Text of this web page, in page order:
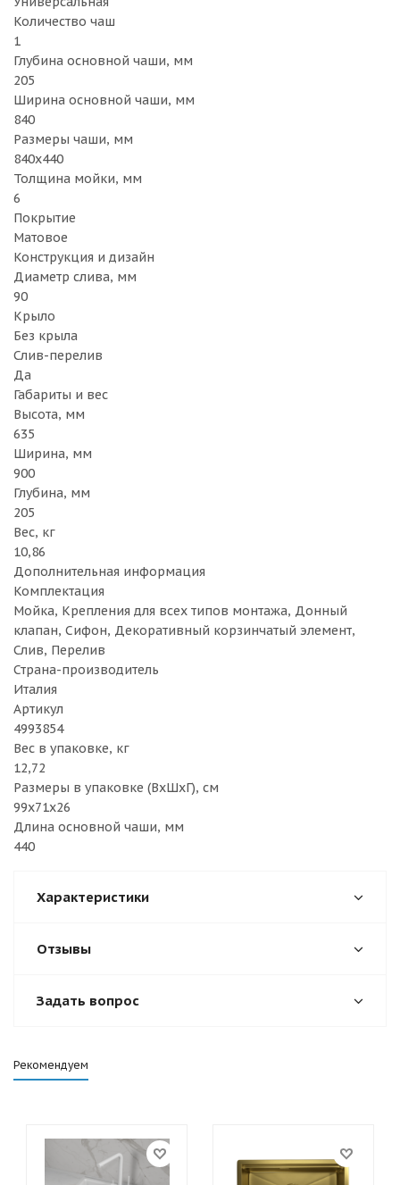
Количество чаш
1
Глубина основной чаши, мм
205
Ширина основной чаши, мм
840
Размеры чаши, мм
840х440
Толщина мойки, мм
6
Покрытие
Матовое
Конструкция и дизайн
Диаметр слива, мм
90
Крыло
Без крыла
Слив-перелив
Да
Габариты и вес
Высота, мм
635
Ширина, мм
900
Глубина, мм
205
Вес, кг
10,86
Дополнительная информация
Комплектация
Мойка, Крепления для всех типов монтажа, Донный
клапан, Сифон, Декоративный корзинчатый элемент,
Слив, Перелив
Страна-производитель
Италия
Артикул
4993854
Вес в упаковке, кг
12,72
Размеры в упаковке (ВхШхГ), см
99х71х26
Длина основной чаши, мм
440
Характеристики
Отзывы
Задать вопрос
Рекомендуем